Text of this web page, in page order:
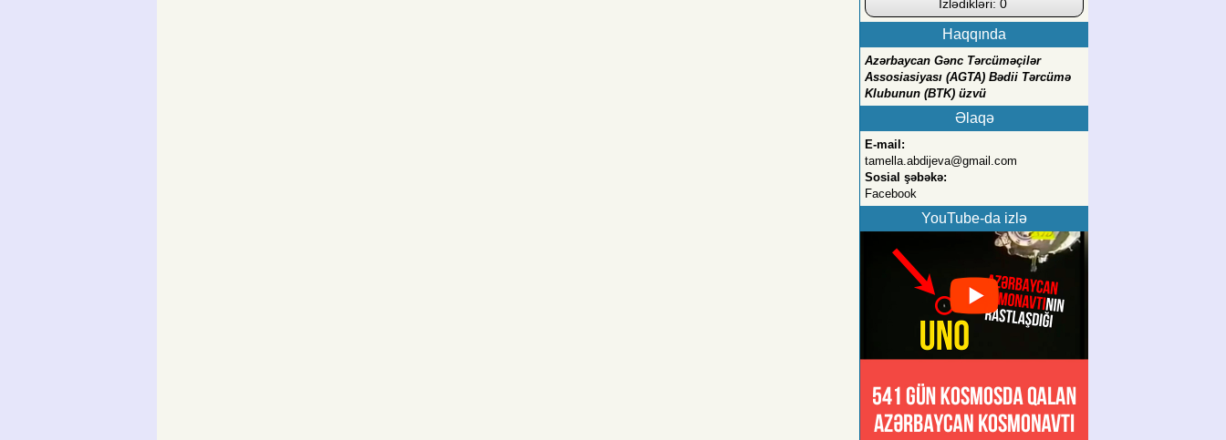
İzlədikləri: 0
Haqqında
Azərbaycan Gənc Tərcüməçilər
Assosiasiyası (AGTA) Bədii Tərcümə
Klubunun (BTK) üzvü
Əlaqə
E-mail:
tamella.abdijeva@gmail.com
Sosial şəbəkə:
Facebook
YouTube-da izlə